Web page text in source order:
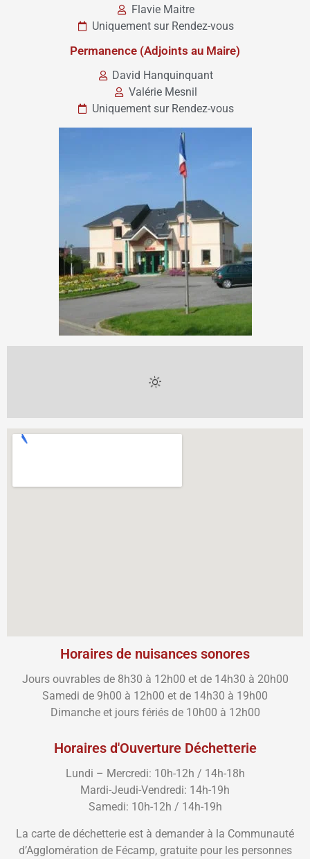
Flavie Maitre
Uniquement sur Rendez-vous
Permanence (Adjoints au Maire)
David Hanquinquant
Valérie Mesnil
Uniquement sur Rendez-vous
Horaires de nuisances sonores
Jours ouvrables de 8h30 à 12h00 et de 14h30 à 20h00
Samedi de 9h00 à 12h00 et de 14h30 à 19h00
Dimanche et jours fériés de 10h00 à 12h00
Horaires d'Ouverture Déchetterie
Lundi – Mercredi: 10h-12h / 14h-18h
Mardi-Jeudi-Vendredi: 14h-19h
Samedi: 10h-12h / 14h-19h
La carte de déchetterie est à demander à la Communauté
d’Agglomération de Fécamp, gratuite pour les personnes